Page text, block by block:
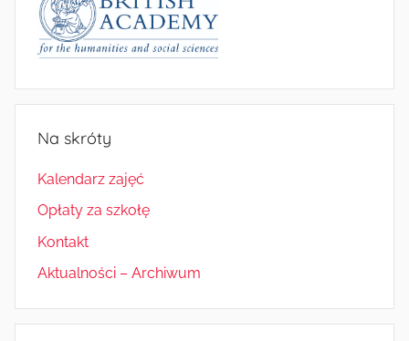
Na skróty
Kalendarz zajęć
Opłaty za szkołę
Kontakt
Aktualności – Archiwum